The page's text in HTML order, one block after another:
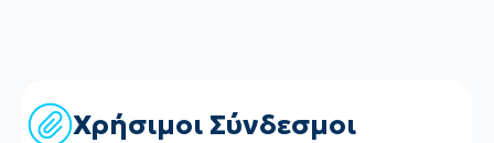
Χρήσιμοι Σύνδεσμοι